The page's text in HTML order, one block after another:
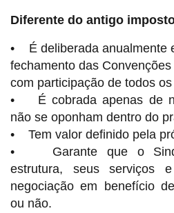
Diferente do antigo
• É deliberada anualmente
fechamento das
com participação de todos
• É cobrada apenas de
não se oponham dentro do
• Tem valor definido pela
• Garante que o
estrutura, seus serviços
negociação em benefício
ou não.